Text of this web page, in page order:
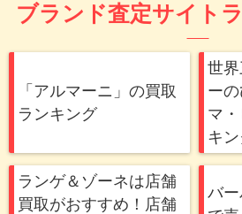
ブランド査定サイト
「アルマーニ」の買取
ランキング
世
ー
マ
キ
ランゲ＆ゾーネは店舗
買取がおすすめ！店舗
バ